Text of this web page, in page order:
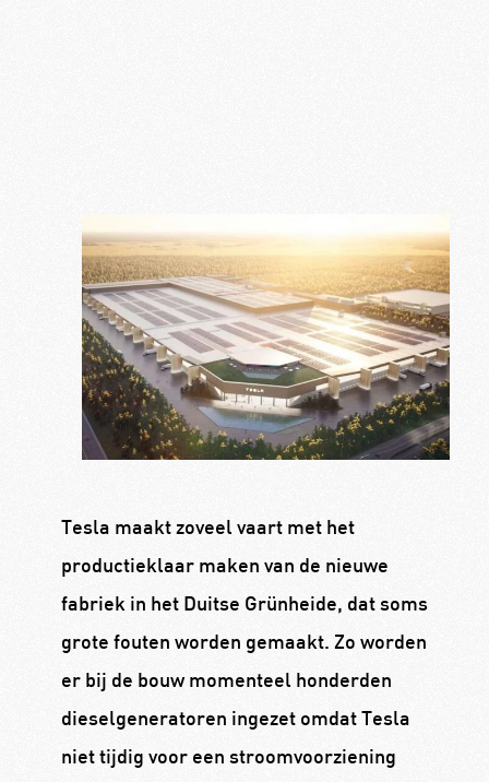
Tesla maakt zoveel vaart met het
productieklaar maken van de nieuwe
fabriek in het Duitse Grünheide, dat soms
grote fouten worden gemaakt. Zo worden
er bij de bouw momenteel honderden
dieselgeneratoren ingezet omdat Tesla
niet tijdig voor een stroomvoorziening